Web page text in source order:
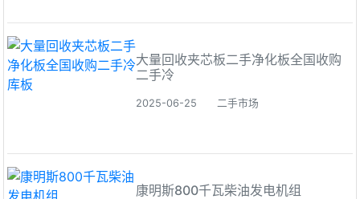
大量回收夹芯板二手净化板全国收购
二手冷
2025-06-25 二手市场
康明斯800千瓦柴油发电机组